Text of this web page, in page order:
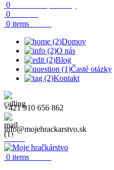
0
0
0 items
Domov
O nás
Blog
Časté otázky
Kontakt
+421 910 656 862
info@mojehrackarstvo.sk
Menu
0 items